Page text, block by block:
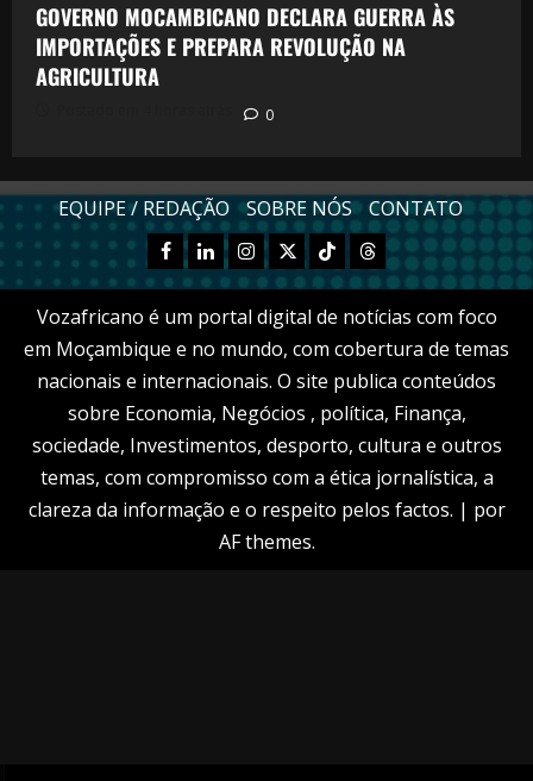
GOVERNO MOCAMBICANO DECLARA GUERRA ÀS
IMPORTAÇÕES E PREPARA REVOLUÇÃO NA
AGRICULTURA
0
EQUIPE / REDAÇÃO SOBRE NÓS CONTATO
Facebook
LinkednInstagram
X TikTokThreads
Vozafricano é um portal digital de notícias com foco
em Moçambique e no mundo, com cobertura de temas
nacionais e internacionais. O site publica conteúdos
sobre Economia, Negócios , política, Finança,
sociedade, Investimentos, desporto, cultura e outros
temas, com compromisso com a ética jornalística, a
clareza da informação e o respeito pelos factos. | por
AF themes.